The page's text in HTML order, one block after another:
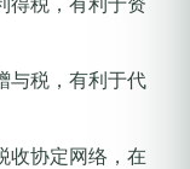
与税，有利于代
收协定网络，在